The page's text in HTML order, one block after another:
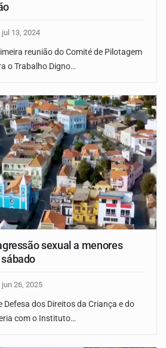
jul 13, 2024
reunião do Comité de Pilotagem
o Trabalho Digno…
sexual a menores
jun 26, 2025
Defesa dos Direitos da Criança e do
com o Instituto…